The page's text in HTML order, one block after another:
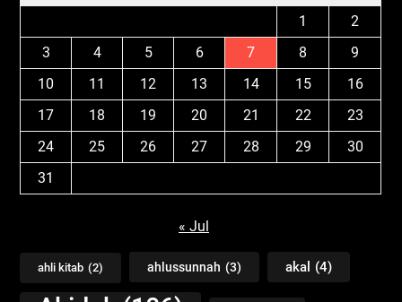
1
2
3
4 5 6 7 8
9
10
11 12 13 14 15
16
17
18 19 20 21 22
23
24
25 26 27 28 29
30
31
« Jul
ahli kitab (2) ahlussunnah (3) akal (4)